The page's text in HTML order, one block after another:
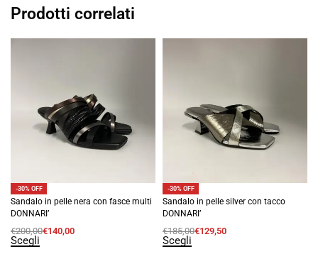
Prodotti correlati
-30% OFF
Sandalo in pelle nera con fasce multi
DONNARI’
€200,00€140,00
Scegli
-30% OFF
Sandalo in pelle silver con tacco
DONNARI’
€185,00€129,50
Scegli